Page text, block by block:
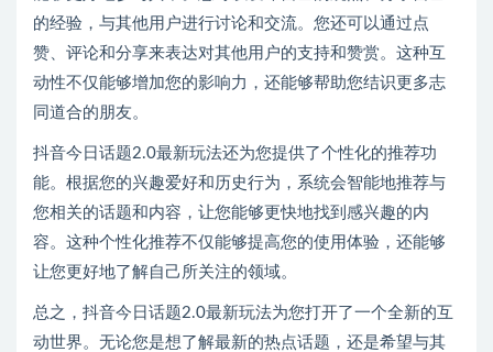
的经验，与其他用户进行讨论和交流。您还可以通过点
赞、评论和分享来表达对其他用户的支持和赞赏。这种互
动性不仅能够增加您的影响力，还能够帮助您结识更多志
同道合的朋友。
抖音今日话题2.0最新玩法还为您提供了个性化的推荐功
能。根据您的兴趣爱好和历史行为，系统会智能地推荐与
您相关的话题和内容，让您能够更快地找到感兴趣的内
容。这种个性化推荐不仅能够提高您的使用体验，还能够
让您更好地了解自己所关注的领域。
总之，抖音今日话题2.0最新玩法为您打开了一个全新的互
动世界。无论您是想了解最新的热点话题，还是希望与其